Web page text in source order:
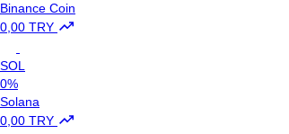
Binance Coin
0,00 TRY
SOL
0%
Solana
0,00 TRY